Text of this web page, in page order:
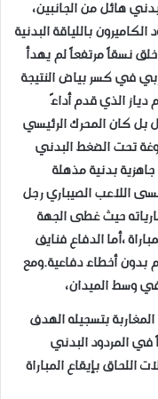
هائل من الجانبين،
باللياقة البدنية
خلق نسقاً مرتفعاً لم يهدأ
في كسر بياض النتيجة
إبراهيم دياز الذي قدم أداءً
بل كان المحرك الرئيسي
تحت الضغط البدني
بدنية مذهلة
اللاعب الصيباري رجل
حيث غطى الجهة
،أما الدفاع فنايف
بدون أخطاء دفاعية.ومع
في وسط الميدان،
بتسجيله الهدف
نسبياً في المردود البدني
اللحاق بإيقاع المباراة